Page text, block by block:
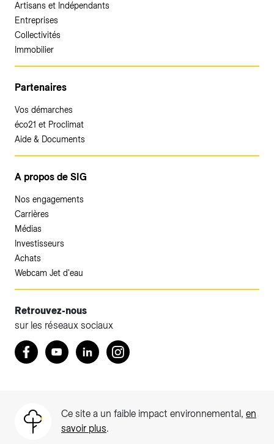
Artisans et Indépendants
Entreprises
Collectivités
Immobilier
Partenaires
Vos démarches
éco21 et Proclimat
Aide & Documents
A propos de SIG
Nos engagements
Carrières
Médias
Investisseurs
Achats
Webcam Jet d'eau
Retrouvez-nous
sur les réseaux sociaux
Retrouvez nous sur Facebook
YoutubeLinkedInInstagram
Ce site a un faible impact environnemental, en
savoir plus.
Accéder à votre espace client SIG.
Votre espace client SIG n'est pas optimisé pour une
Particuliers)